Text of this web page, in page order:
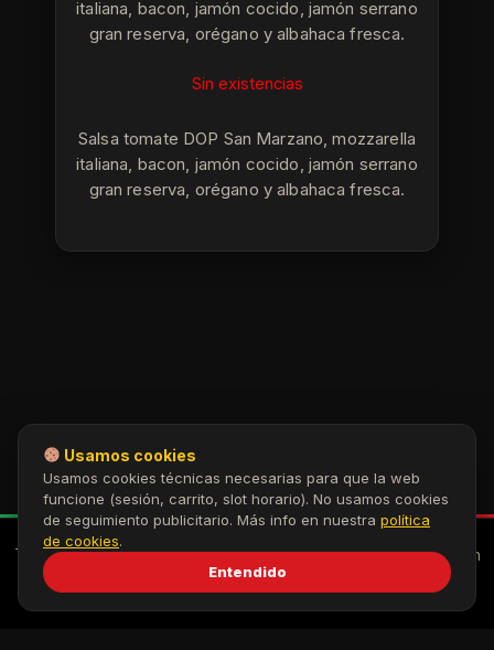
italiana, bacon, jamón cocido, jamón serrano
gran reserva, orégano y albahaca fresca.
Sin existencias
Salsa tomate DOP San Marzano, mozzarella
italiana, bacon, jamón cocido, jamón serrano
gran reserva, orégano y albahaca fresca.
Todos los derechos © 2026 Peppino Century — Gastro Italian
Bar
0,00€
Usamos cookies
Usamos cookies técnicas necesarias para que la web
funcione (sesión, carrito, slot horario). No usamos cookies
de seguimiento publicitario. Más info en nuestra política
de cookies.
Entendido